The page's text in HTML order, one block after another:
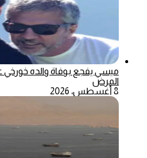
المرض
8 أغسطس، 2026